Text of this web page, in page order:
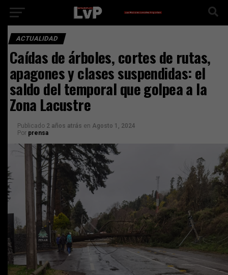
ACTUALIDAD
Caídas de árboles, cortes de rutas,
apagones y clases suspendidas: el
saldo del temporal que golpea a la
Zona Lacustre
Publicado 2 años atrás en Agosto 1, 2024
Por prensa